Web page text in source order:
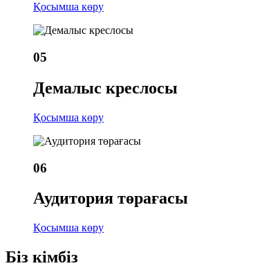
Қосымша көру
05
Демалыс креслосы
Қосымша көру
06
Аудитория төрағасы
Қосымша көру
Біз кімбіз